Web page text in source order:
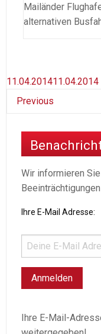
Mailänder
alternativen
11.04.201411.04.2014
Previous
Wir informieren
Ihre E-Mail Adresse:
Ihre E-Mail-